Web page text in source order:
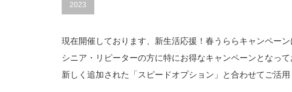
2023
現在開催しております、新生活応援！春うららキャンペー
シニア・リピーターの方に特にお得なキャンペーンとなって
新しく追加された「スピードオプション」と合わせてご活用